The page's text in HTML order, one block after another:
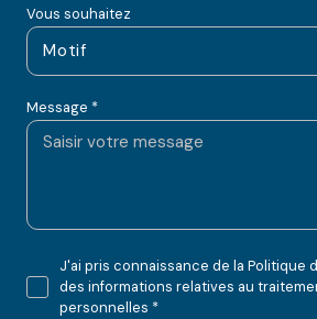
Vous souhaitez
Motif
Message *
J'ai pris connaissance de la Politique
des informations relatives au
personnelles *